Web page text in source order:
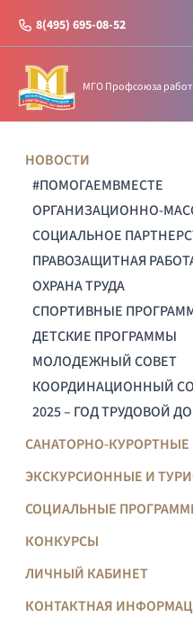
8(495) 695-08-52
МГО Профсоюза
НОВОСТИ
#ПОМОГАЕМВМЕСТЕ
ОРГАНИЗАЦИОННО-
СОЦИАЛЬНОЕ
ПРАВОЗАЩИТНАЯ
ОХРАНА ТРУДА
СПОРТИВНЫЕ
ДЕТСКИЕ ПРОГРАММЫ
МОЛОДЕЖНЫЙ СОВЕТ
КООРДИНАЦИОННЫЙ
2025 – ГОД ТРУДОВОЙ
САНАТОРНО-
ЭКСКУРСИОННЫЕ И
СОЦИАЛЬНЫЕ
КОНКУРСЫ
ЛИЧНЫЙ КАБИНЕТ
КОНТАКТНАЯ